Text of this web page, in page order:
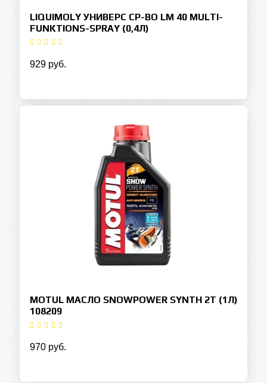
LIQUIMOLY УНИВЕРС СР-ВО LM 40 MULTI-
FUNKTIONS-SPRAY (0,4Л)
929 руб.
MOTUL МАСЛО SNOWPOWER SYNTH 2T (1Л)
108209
970 руб.